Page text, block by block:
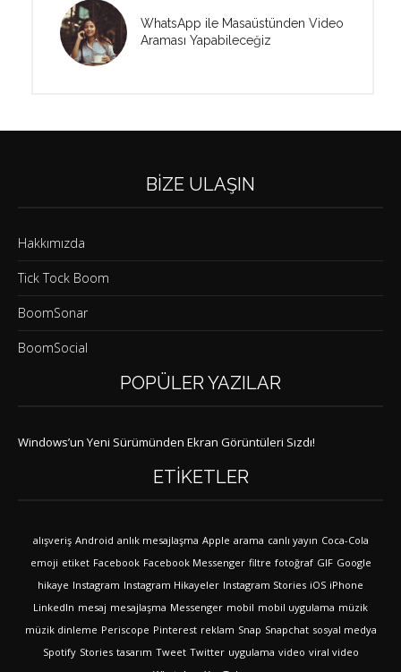
WhatsApp ile Masaüstünden Video
Araması Yapabileceğiz
BIZE ULAŞIN
Hakkımızda
Tick Tock Boom
BoomSonar
BoomSocial
POPÜLER YAZILAR
Windows’un Yeni Sürümünden Ekran Görüntüleri Sızdı!
ETIKETLER
alışveriş Android anlık mesajlaşma Apple arama canlı yayın Coca-Cola
emoji etiket Facebook Facebook Messenger filtre fotoğraf GIF Google
hikaye Instagram Instagram Hikayeler Instagram Stories iOS iPhone
LinkedIn mesaj mesajlaşma Messenger mobil mobil uygulama müzik
müzik dinleme Periscope Pinterest reklam Snap Snapchat sosyal medya
Spotify Stories tasarım Tweet Twitter uygulama video viral video